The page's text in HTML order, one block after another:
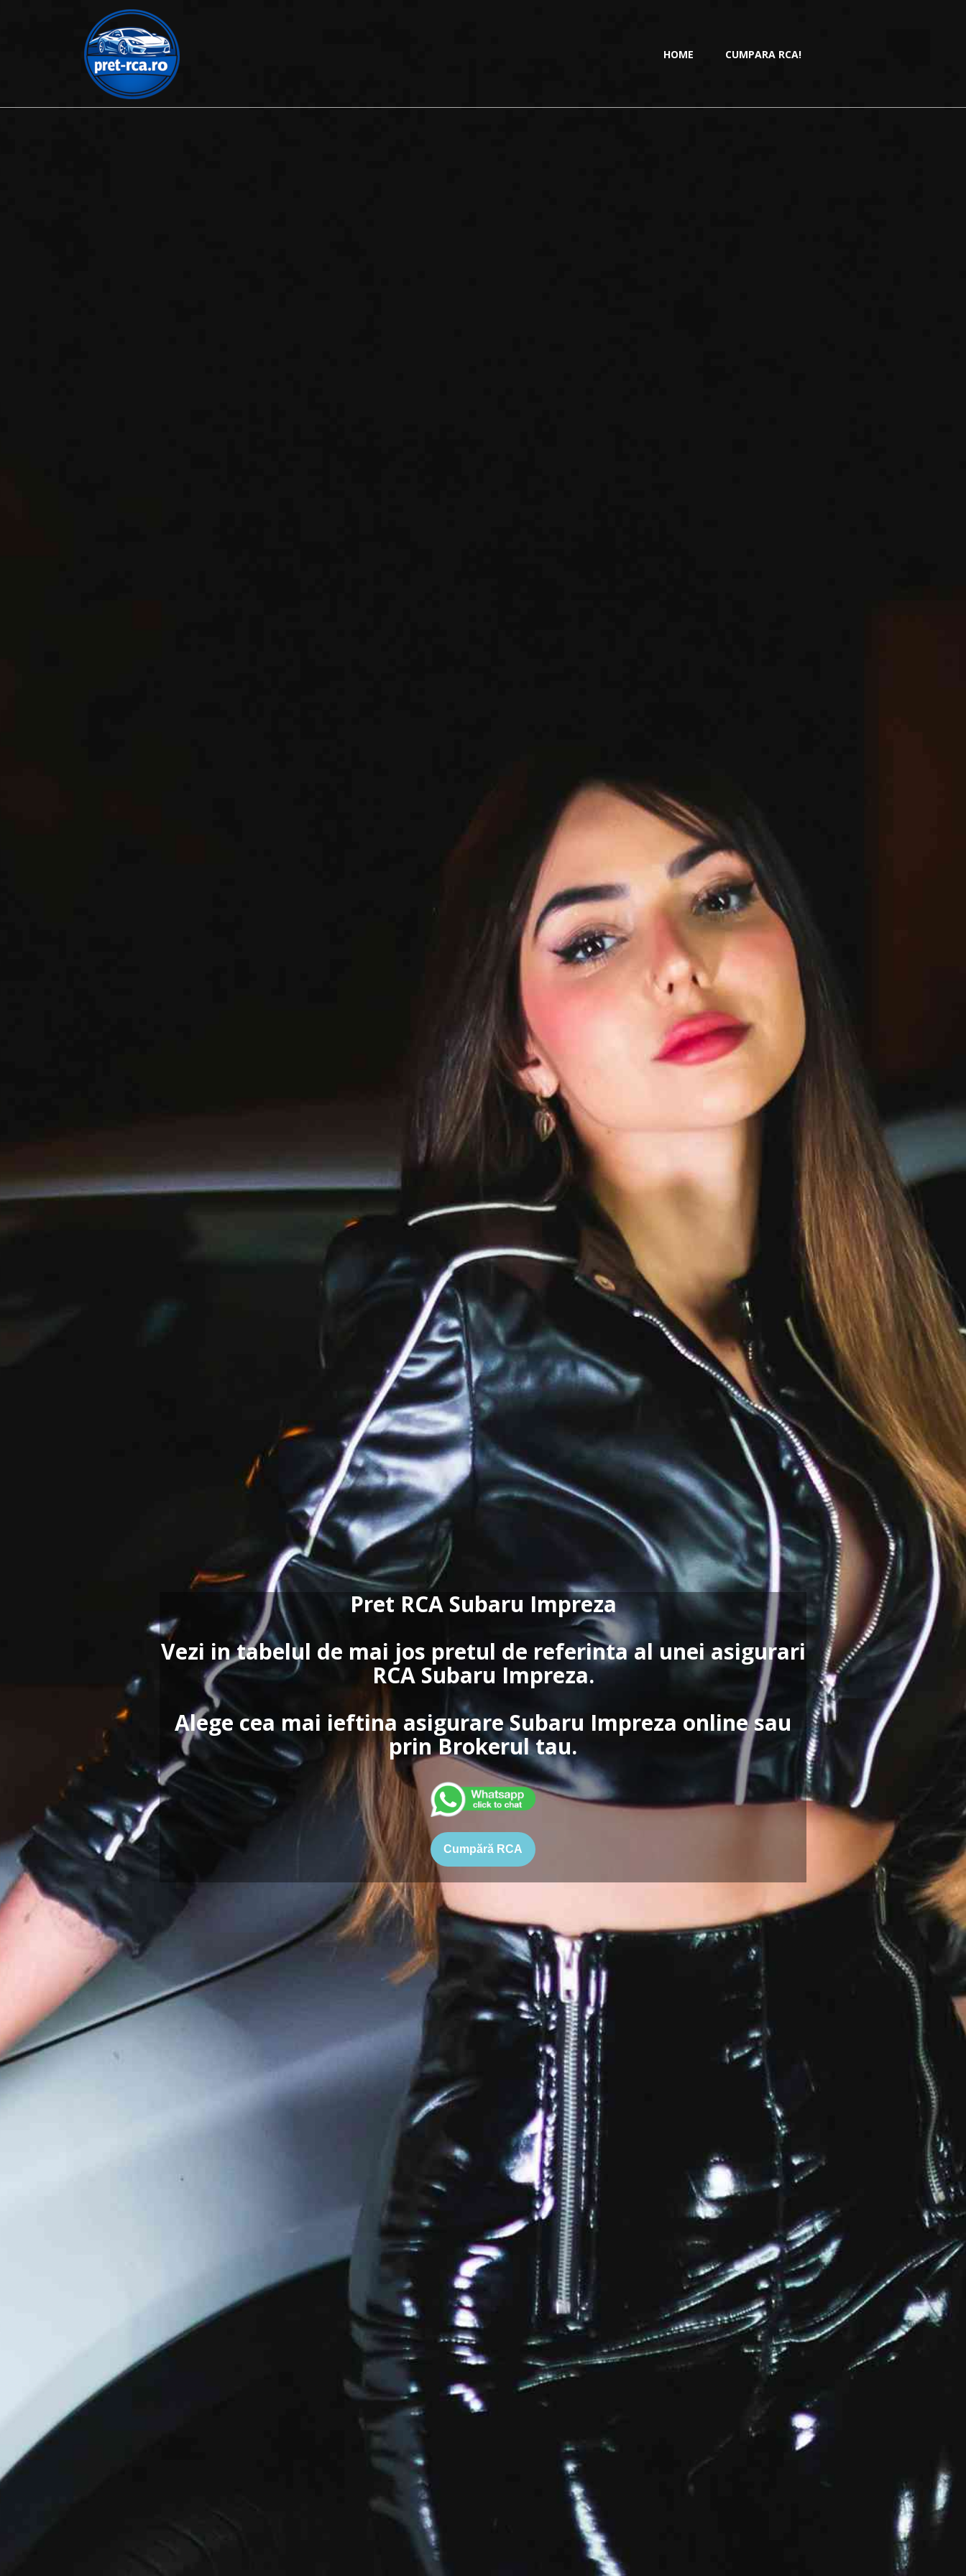
Pret RCA Subaru Impreza
Vezi in tabelul de mai jos pretul de referinta al unei asigurari
RCA Subaru Impreza.
Alege cea mai ieftina asigurare Subaru Impreza online sau
prin Brokerul tau.
Cumpără RCA
HOME CUMPARA RCA!